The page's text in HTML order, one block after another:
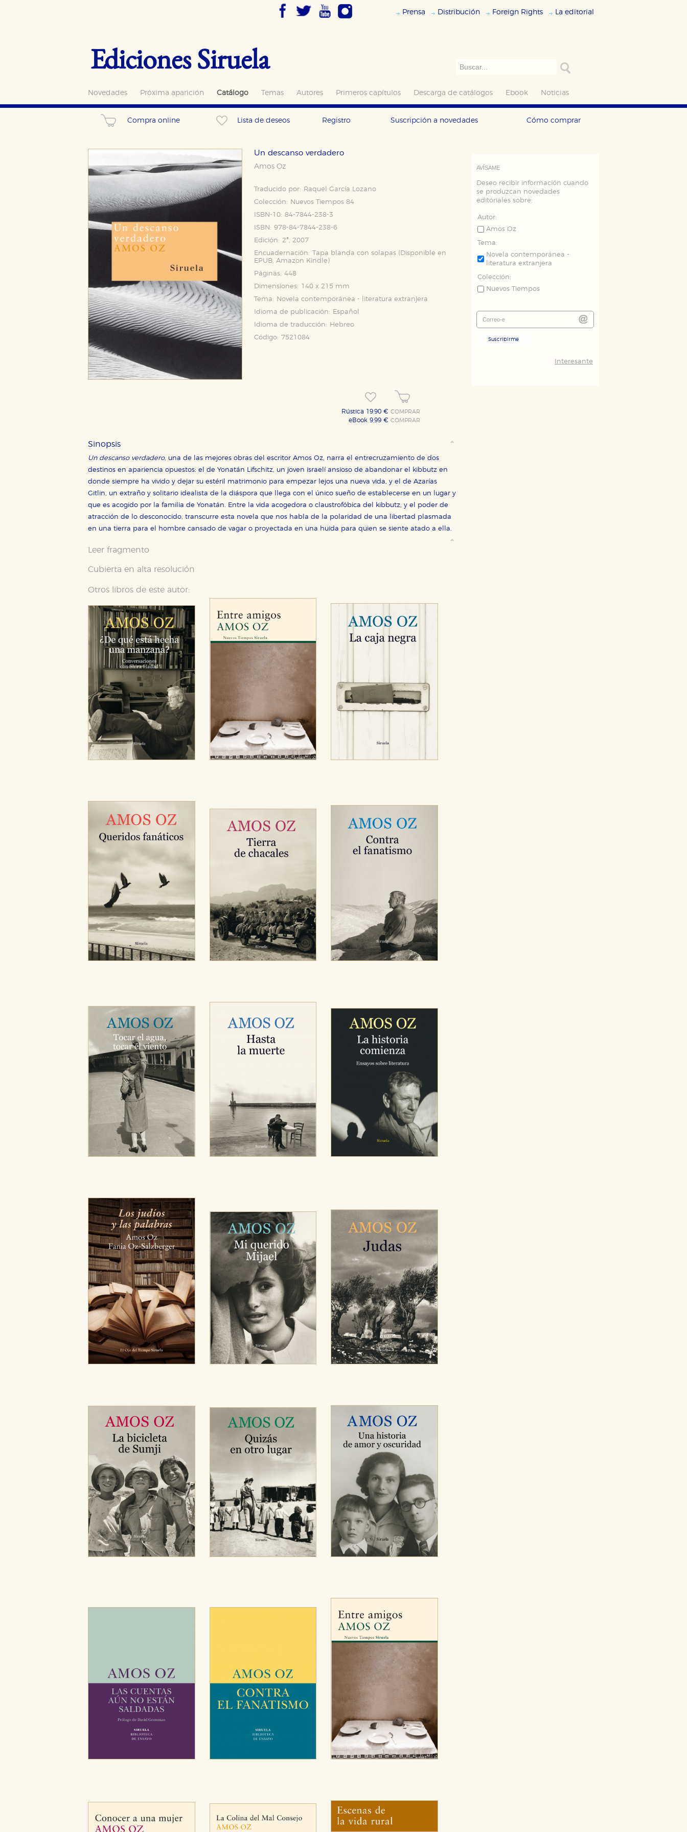
Prensa Distribución Foreign Rights La editorial
Ediciones Siruela
Novedades Próxima aparición Catálogo Temas Autores Primeros capítulos Descarga de catálogos Ebook Noticias
Compra online Lista de deseos Registro Suscripción a novedades Cómo comprar
Un descanso verdadero
Amos Oz
Traducido por:
Raquel García Lozano
Colección:
Nuevos Tiempos 84
ISBN-10: 84-7844-238-3
ISBN: 978-84-7844-238-6
Edición: 2ª, 2007
Encuadernación: Tapa blanda con solapas (Disponible en
EPUB, Amazon Kindle )
Páginas: 448
Dimensiones: 140 x 215 mm
Tema:
Novela contemporánea - literatura extranjera
Idioma de publicación:
Español
Idioma de traducción:
Hebreo
Código: 7521084
Rústica 19,90 €COMPRAR
eBook 9,99 €COMPRAR
Sinopsis
Un descanso verdadero, una de las mejores obras del escritor Amos Oz, narra el entrecruzamiento de dos
destinos en apariencia opuestos: el de Yonatán Lifschitz, un joven israelí ansioso de abandonar el kibbutz en
donde siempre ha vivido y dejar su estéril matrimonio para empezar lejos una nueva vida, y el de Azarías
Gitlin, un extraño y solitario idealista de la diáspora que llega con el único sueño de establecerse en un lugar y
que es acogido por la familia de Yonatán. Entre la vida acogedora o claustrofóbica del kibbutz, y el poder de
atracción de lo desconocido, transcurre esta novela que nos habla de la polaridad de una libertad plasmada
en una tierra para el hombre cansado de vagar o proyectada en una huida para quien se siente atado a ella.
Leer fragmento
Cubierta en alta resolución
Otros libros de este autor:
AVÍSAME
Deseo recibir información cuando
se produzcan novedades
editoriales sobre:
Autor:
Amos Oz
Tema:
Novela contemporánea -
literatura extranjera
Colección:
Nuevos Tiempos
Suscribirme
Interesante
CONFIGURACIÓN DE COOKIES HABILITAR TODO
Cookies necesarias
Estas cookies son necesarias para que nuestro sitio web funcione y no es posible deshabilitarlas desde nuestro sistema. Es posible
hacerlo desde el navegador, pero en ese caso es posible que algunas áreas de nuestra web dejen de funcionar correctamente.
Cookies de rendimiento y analíticas
Estas cookies se utilizan para mejorar su experiencia de navegación y optimizar el funcionamiento de nuestro sitio web. Almacenan
configuraciones de servicios para que no tenga que reconfigurarlos cada vez que nos visita. La información es agregada y, por lo
tanto, es anónima.
GUARDAR CONFIGURACIÓN
Puede consultar nuestrapolítica de cookies